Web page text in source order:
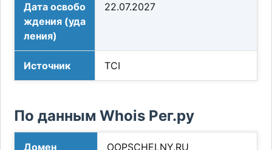
Дата освобо
ждения (уда
ления)
22.07.2027
Источник TCI
По данным Whois Рег.ру
Домен OOPSCHELNY.RU